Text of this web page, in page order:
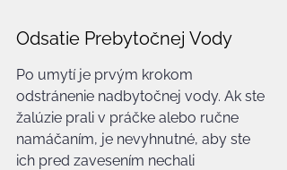
Odsatie Prebytočnej Vody
Po umytí je prvým krokom
odstránenie nadbytočnej vody. Ak ste
žalúzie prali v práčke alebo ručne
namáčaním, je nevyhnutné, aby ste
ich pred zavesením nechali